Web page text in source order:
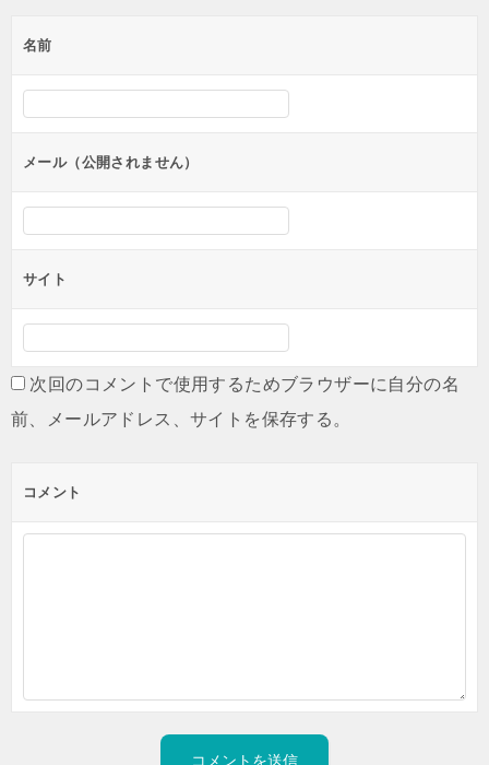
ー
シ
ン
名前
メール（公開されません）
サイト
次回のコメントで使用するためブラウザーに自分の名
前、メールアドレス、サイトを保存する。
コメント